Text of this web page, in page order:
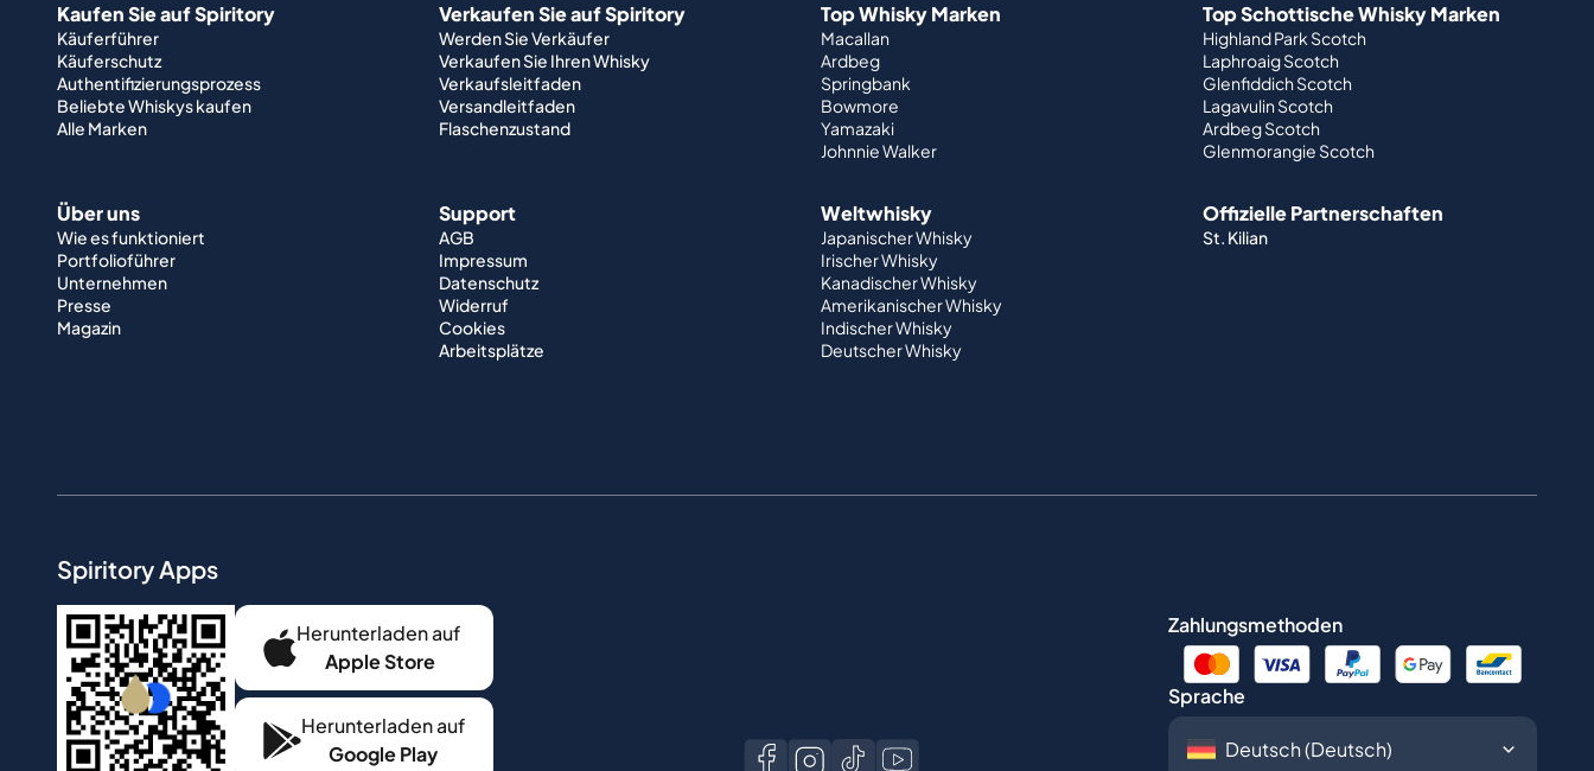
Kaufen Sie auf Spiritory
Käuferführer
Käuferschutz
Authentifizierungsprozess
Beliebte Whiskys kaufen
Alle Marken
Verkaufen Sie auf Spiritory
Werden Sie Verkäufer
Verkaufen Sie Ihren Whisky
Verkaufsleitfaden
Versandleitfaden
Flaschenzustand
Top Whisky Marken
Macallan
Ardbeg
Springbank
Bowmore
Yamazaki
Johnnie Walker
Top Schottische Whisky Marken
Highland Park Scotch
Laphroaig Scotch
Glenfiddich Scotch
Lagavulin Scotch
Ardbeg Scotch
Glenmorangie Scotch
Über uns
Wie es funktioniert
Portfolioführer
Unternehmen
Presse
Magazin
Support
AGB
Impressum
Datenschutz
Widerruf
Cookies
Arbeitsplätze
Weltwhisky
Japanischer Whisky
Irischer Whisky
Kanadischer Whisky
Amerikanischer Whisky
Indischer Whisky
Deutscher Whisky
Offizielle Partnerschaften
St. Kilian
Spiritory Apps
Herunterladen auf
Apple Store
Herunterladen auf
Google Play
Zahlungsmethoden
Sprache